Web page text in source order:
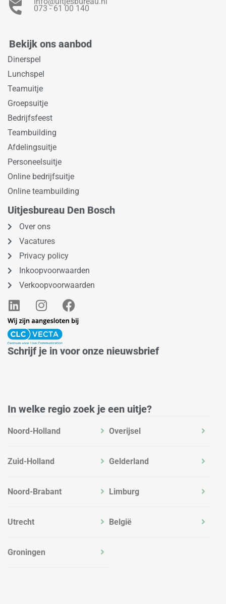
073 - 61 00 140
Bekijk ons aanbod
Dinerspel
Lunchspel
Teamuitje
Groepsuitje
Bedrijfsfeest
Teambuilding
Afdelingsuitje
Personeelsuitje
Online bedrijfsuitje
Online teambuilding
Uitjesbureau Den Bosch
Over ons
Vacatures
Privacy policy
Inkoopvoorwaarden
Verkoopvoorwaarden
L
i
n
k
e
I
n
s
t
a
F
a
c
b
Schrijf je in voor onze nieuwsbrief
In welke regio zoek je een uitje?
Noord-Holland
Zuid-Holland
Noord-Brabant
Utrecht
Groningen
Overijsel
Gelderland
Limburg
België